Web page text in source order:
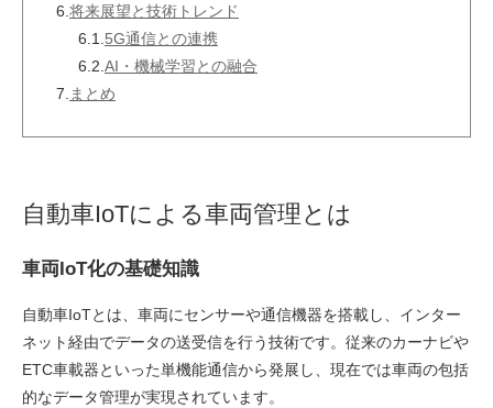
6. 将来展望と技術トレンド
6.1. 5G通信との連携
6.2. AI・機械学習との融合
7. まとめ
自動車IoTによる車両管理とは
車両IoT化の基礎知識
自動車IoTとは、車両にセンサーや通信機器を搭載し、インター
ネット経由でデータの送受信を行う技術です。従来のカーナビや
ETC車載器といった単機能通信から発展し、現在では車両の包括
的なデータ管理が実現されています。